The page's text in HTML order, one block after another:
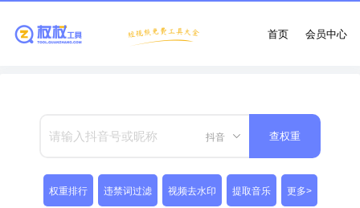
会员中心
首页
抖音 查权重
权重排行 违禁词过滤 视频去水印 提取音乐 更多>